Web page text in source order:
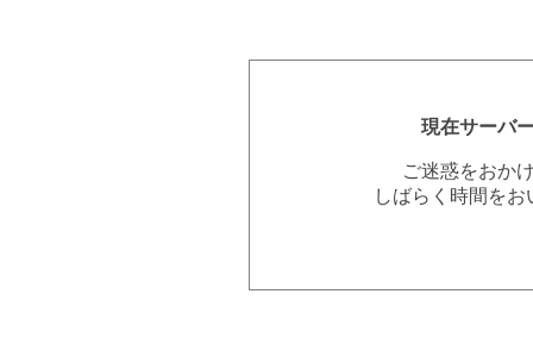
現在サーバ
ご迷惑をおか
しばらく時間を